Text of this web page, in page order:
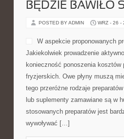
BĘDZIE BAWIŁO
POSTED BY ADMIN WRZ - 26 -
W aspekcie proponowanych
Jakiekolwiek prowadzenie
konieczność ponoszenia kosztów
fryzjerskich. Owe płyny muszą
tego przeróżne rodzaje
lub suplementy zamawiane są w
stosowanych preparatów jest
wywoływać […]